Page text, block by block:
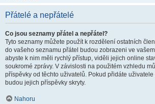
Přátelé a nepřátelé
Co jsou seznamy přátel a nepřátel?
Tyto seznamy můžete použít k rozdělení ostatních
do vašeho seznamu přátel budou zobrazeni ve
abyste k nim měli rychlý přístup, viděli jejich online
soukromé zprávy. V závislosti na použitém vzhledu
příspěvky od těchto uživatelů. Pokud přidáte
budou jejich příspěvky skryty.
Nahoru